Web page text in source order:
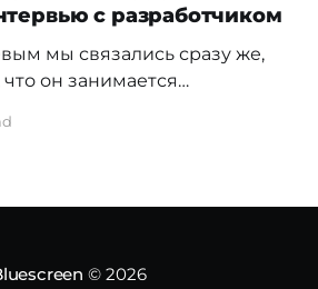
с разработчиком
мы связались сразу же,
он занимается
обороны РК
Давно
© 2026